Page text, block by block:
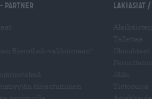
- Partner Lakiasiat